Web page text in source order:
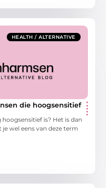
HEALTH / ALTERNATIVE
die hoogsensitief
is? Het is dan
wel eens van deze term